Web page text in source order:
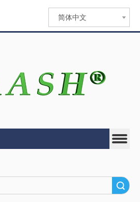
简体中文